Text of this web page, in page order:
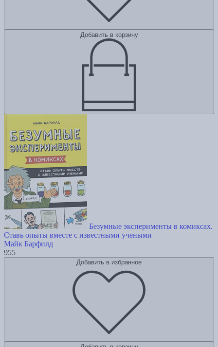
Добавить в корзину
Безумные эксперименты в комиксах.
Ставь опыты вместе с известными учеными
Майк Барфилд
955
Добавить в избранное